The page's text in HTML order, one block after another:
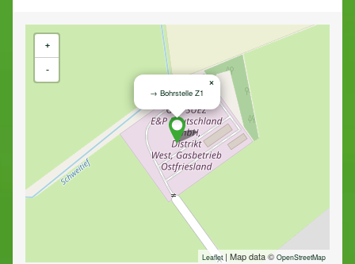
×
→ Bohrstelle Z1
+
-
Leaflet| Map data © OpenStreetMap